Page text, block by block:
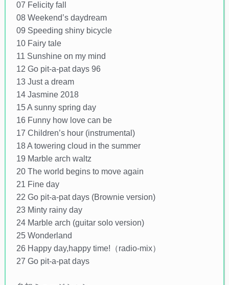
07 Felicity fall
08 Weekend’s daydream
09 Speeding shiny bicycle
10 Fairy tale
11 Sunshine on my mind
12 Go pit-a-pat days 96
13 Just a dream
14 Jasmine 2018
15 A sunny spring day
16 Funny how love can be
17 Children’s hour (instrumental)
18 A towering cloud in the summer
19 Marble arch waltz
20 The world begins to move again
21 Fine day
22 Go pit-a-pat days (Brownie version)
23 Minty rainy day
24 Marble arch (guitar solo version)
25 Wonderland
26 Happy day,happy time!（radio-mix）
27 Go pit-a-pat days